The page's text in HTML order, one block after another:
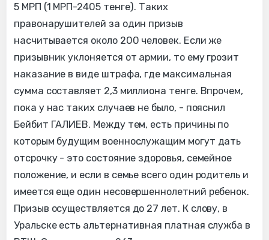
5 МРП (1 МРП-2405 тенге). Таких
правонарушителей за один призыв
насчитывается около 200 человек. Если же
призывник уклоняется от армии, то ему грозит
наказание в виде штрафа, где максимальная
сумма составляет 2,3 миллиона тенге. Впрочем,
пока у нас таких случаев не было, - пояснил
Бейбит ГАЛИЕВ. Между тем, есть причины по
которым будущим военнослужащим могут дать
отсрочку - это состояние здоровья, семейное
положение, и если в семье всего один родитель и
имеется еще один несовершеннолетний ребенок.
Призыв осуществляется до 27 лет. К слову, в
Уральске есть альтернативная платная служба в